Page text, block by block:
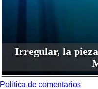
Irregular, la
Política de comentarios